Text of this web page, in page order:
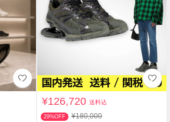
¥126,720送料込
29%OFF ¥180,000